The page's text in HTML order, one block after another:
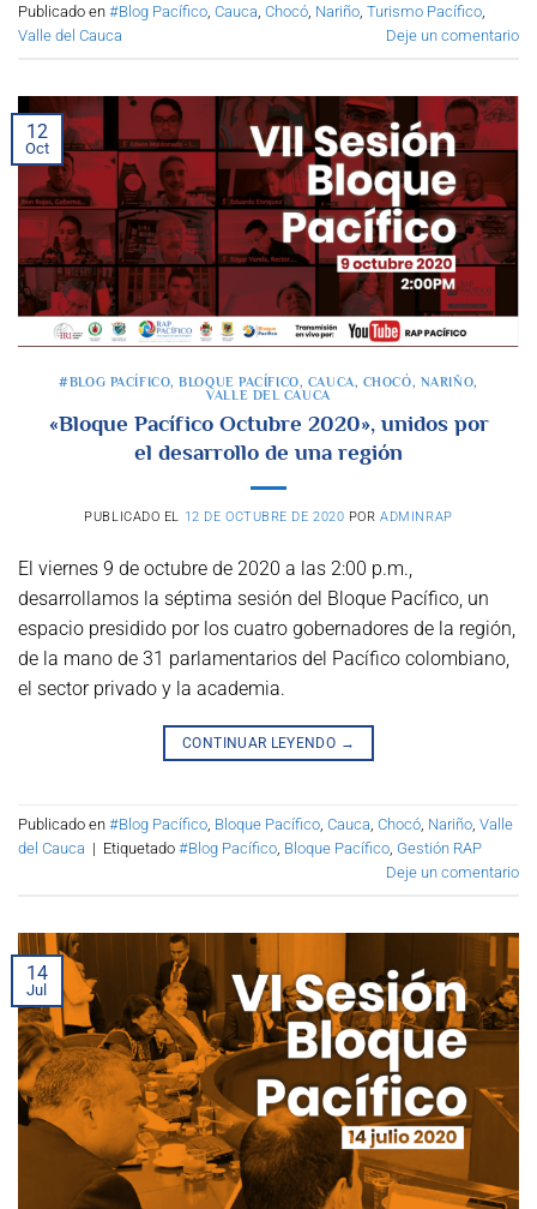
Publicado en #Blog Pacífico, Cauca, Chocó, Nariño, Turismo Pacífico,
Valle del Cauca
Deje un comentario
12
Oct
#BLOG PACÍFICO,BLOQUE PACÍFICO, CAUCA, CHOCÓ, NARIÑO,
VALLE DEL CAUCA
«Bloque Pacífico Octubre 2020», unidos por
el desarrollo de una región
PUBLICADO EL 12 DE OCTUBRE DE 2020 PORADMINRAP
El viernes 9 de octubre de 2020 a las 2:00 p.m.,
desarrollamos la séptima sesión del Bloque Pacífico, un
espacio presidido por los cuatro gobernadores de la región,
de la mano de 31 parlamentarios del Pacífico colombiano,
el sector privado y la academia.
CONTINUAR LEYENDO →
Publicado en #Blog Pacífico, Bloque Pacífico, Cauca, Chocó, Nariño, Valle
del Cauca | Etiquetado #Blog Pacífico, Bloque Pacífico, Gestión RAP
Deje un comentario
14
Jul